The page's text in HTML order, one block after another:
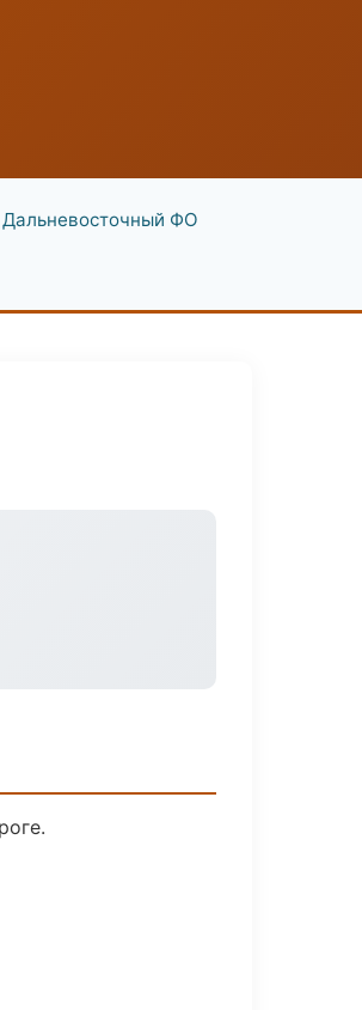
Дальневосточный ФО